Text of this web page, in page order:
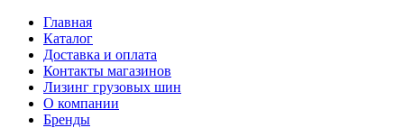
Главная
Каталог
Доставка и оплата
Контакты магазинов
Лизинг грузовых шин
О компании
Бренды